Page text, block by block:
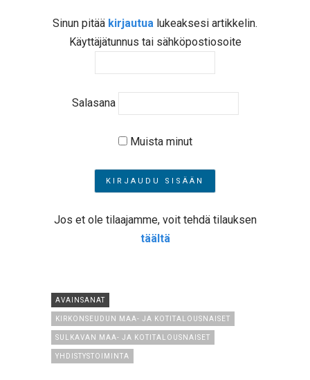
Sinun pitää kirjautua lukeaksesi artikkelin.
Käyttäjätunnus tai sähköpostiosoite
Salasana
Muista minut
Jos et ole tilaajamme, voit tehdä tilauksen
täältä
AVAINSANAT
KIRKONSEUDUN MAA- JA KOTITALOUSNAISET
SULKAVAN MAA- JA KOTITALOUSNAISET
YHDISTYSTOIMINTA